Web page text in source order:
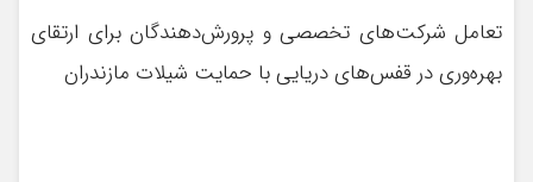
تعامل شرکت‌های تخصصی و پرورش‌دهندگان برای ارتقای
بهره‌وری در قفس‌های دریایی با حمایت شیلات مازندران